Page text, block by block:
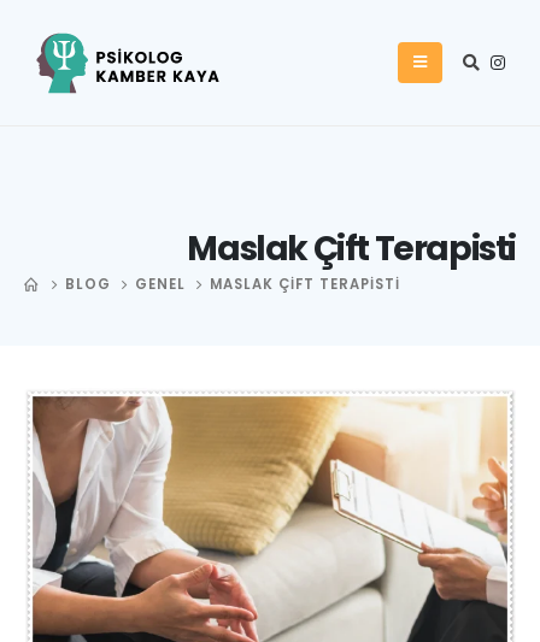
Maslak Çift Terapisti
BLOG GENEL MASLAK ÇIFT TERAPISTI